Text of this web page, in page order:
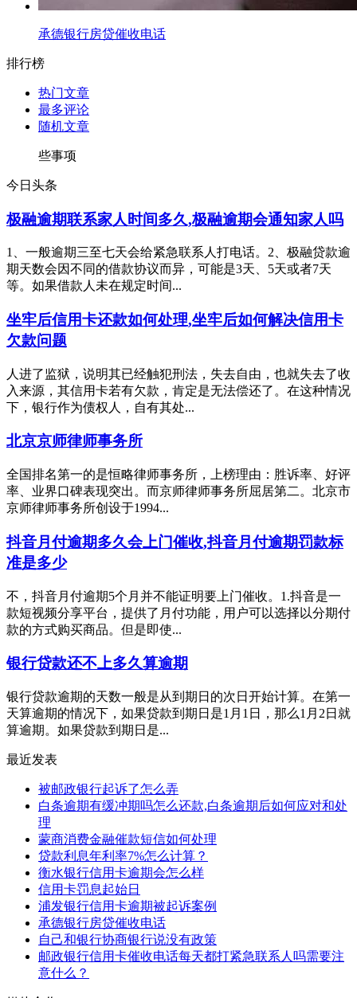
承德银行房贷催收电话
排行榜
热门文章
最多评论
随机文章
些事项
今日头条
极融逾期联系家人时间多久,极融逾期会通知家人吗
1、一般逾期三至七天会给紧急联系人打电话。2、极融贷款逾
期天数会因不同的借款协议而异，可能是3天、5天或者7天
等。如果借款人未在规定时间...
坐牢后信用卡还款如何处理,坐牢后如何解决信用卡
欠款问题
人进了监狱，说明其已经触犯刑法，失去自由，也就失去了收
入来源，其信用卡若有欠款，肯定是无法偿还了。在这种情况
下，银行作为债权人，自有其处...
北京京师律师事务所
全国排名第一的是恒略律师事务所，上榜理由：胜诉率、好评
率、业界口碑表现突出。而京师律师事务所屈居第二。北京市
京师律师事务所创设于1994...
抖音月付逾期多久会上门催收,抖音月付逾期罚款标
准是多少
不，抖音月付逾期5个月并不能证明要上门催收。1.抖音是一
款短视频分享平台，提供了月付功能，用户可以选择以分期付
款的方式购买商品。但是即使...
银行贷款还不上多久算逾期
银行贷款逾期的天数一般是从到期日的次日开始计算。在第一
天算逾期的情况下，如果贷款到期日是1月1日，那么1月2日就
算逾期。如果贷款到期日是...
最近发表
被邮政银行起诉了怎么弄
白条逾期有缓冲期吗怎么还款,白条逾期后如何应对和处
理
蒙商消费金融催款短信如何处理
贷款利息年利率7%怎么计算？
衡水银行信用卡逾期会怎么样
信用卡罚息起始日
浦发银行信用卡逾期被起诉案例
承德银行房贷催收电话
自己和银行协商银行说没有政策
邮政银行信用卡催收电话每天都打紧急联系人吗需要注
意什么？